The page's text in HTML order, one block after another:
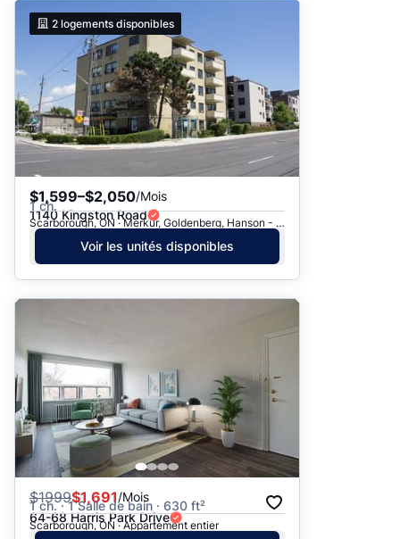
2 logements disponibles
$1,599–$2,050/Mois
1 ch.
1140 Kingston Road
Scarborough, ON · Merkur, Goldenberg, Hanson - 1140 Kingston Rd.
Voir les unités disponibles
$1999$1,691/Mois
1 ch. · 1 Salle de bain · 630 ft²
64-68 Harris Park Drive
Scarborough, ON · Appartement entier